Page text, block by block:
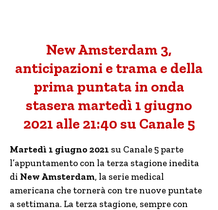
New Amsterdam 3,
anticipazioni e trama e della
prima puntata in onda
stasera martedì 1 giugno
2021 alle 21:40 su Canale 5
Martedì 1 giugno 2021 su Canale 5 parte
l’appuntamento con la terza stagione inedita
di New Amsterdam, la serie medical
americana che tornerà con tre nuove puntate
a settimana. La terza stagione, sempre con